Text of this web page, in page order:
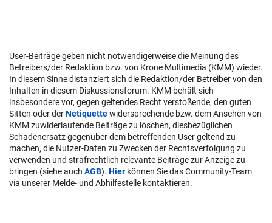
User-Beiträge geben nicht notwendigerweise die Meinung des
Betreibers/der Redaktion bzw. von Krone Multimedia (KMM) wieder.
In diesem Sinne distanziert sich die Redaktion/der Betreiber von den
Inhalten in diesem Diskussionsforum. KMM behält sich
insbesondere vor, gegen geltendes Recht verstoßende, den guten
Sitten oder derNetiquettewidersprechende bzw. dem Ansehen von
KMM zuwiderlaufende Beiträge zu löschen, diesbezüglichen
Schadenersatz gegenüber dem betreffenden User geltend zu
machen, die Nutzer-Daten zu Zwecken der Rechtsverfolgung zu
verwenden und strafrechtlich relevante Beiträge zur Anzeige zu
bringen (siehe auch AGB). Hier können Sie das Community-Team
via unserer Melde- und Abhilfestelle kontaktieren.